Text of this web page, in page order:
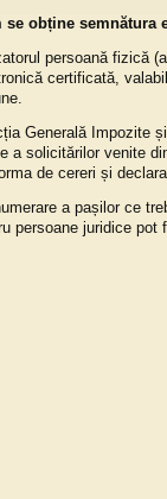
se obține semnătura
persoană fizică
certificată,
Generală Impozite
a solicitărilor venite
de cereri și
a pașilor ce
persoane juridice pot